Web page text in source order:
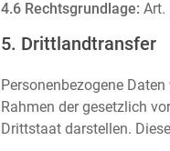
4.6 Rechtsgrundlage: Art.
5. Drittlandtransfer
Personenbezogene
Rahmen der gesetzlich
Drittstaat darstellen.